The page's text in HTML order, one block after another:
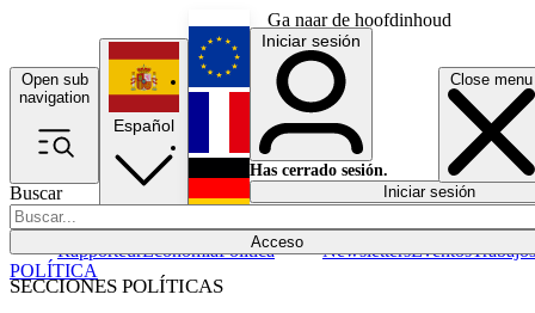
Ga naar de hoofdinhoud
Open sub
navigation
Close menu
Buscar
Acceso
SECCIONES POLÍTICAS
RapporteurEconomíaPolítica NewslettersEventosTrabajos
Español
English
Français
Iniciar sesión
Has cerrado sesión.
Iniciar sesión
POLÍTICA